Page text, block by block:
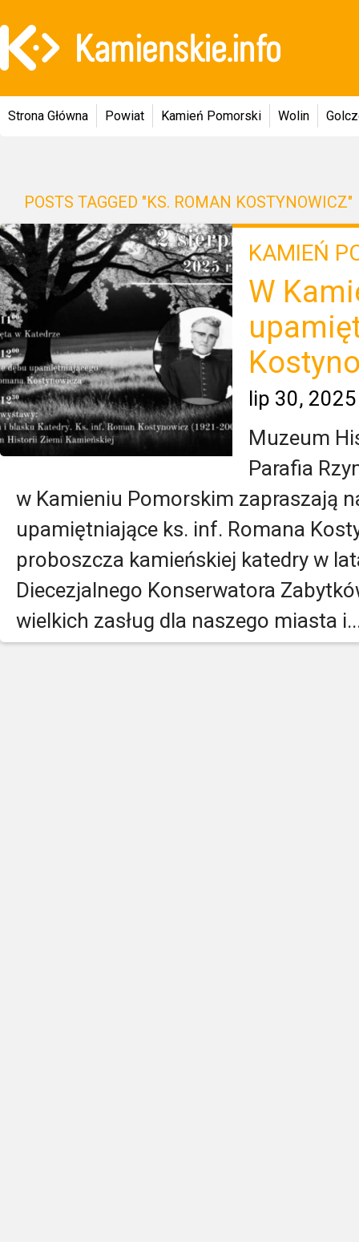
Strona Główna Powiat Kamień Pomorski Wolin
POSTS TAGGED "KS. ROMAN KOSTYNOWICZ"
KAMIEŃ
W
lip 30, 2025
Muzeum
Parafia
w Kamieniu Pomorskim zapraszają
upamiętniające ks. inf. Romana
proboszcza kamieńskiej katedry w
Diecezjalnego Konserwatora
wielkich zasług dla naszego miasta